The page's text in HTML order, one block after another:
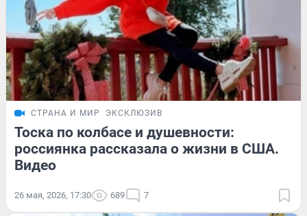
СТРАНА И МИР ЭКСКЛЮЗИВ
Тоска по колбасе и душевности:
россиянка рассказала о жизни в США.
Видео
26 мая, 2026, 17:30 689 7